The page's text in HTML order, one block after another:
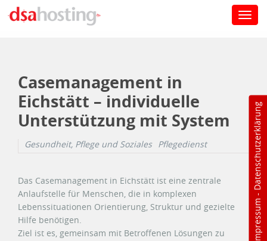
Impressum
-
Datenschutzerklärung
Casemanagement in
Eichstätt – individuelle
Unterstützung mit System
Gesundheit, Pflege und Soziales Pflegedienst
Das Casemanagement in Eichstätt ist eine zentrale
Anlaufstelle für Menschen, die in komplexen
Lebenssituationen Orientierung, Struktur und gezielte
Hilfe benötigen.
Ziel ist es, gemeinsam mit Betroffenen Lösungen zu